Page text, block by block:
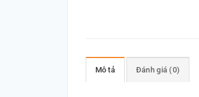
Mô tả Đánh giá (0)